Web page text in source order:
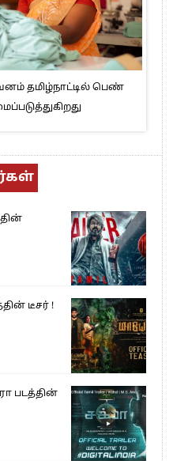
தமிழ்நாட்டில் பெண்
டீசர் !
படத்தின்